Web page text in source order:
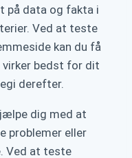
på data og fakta i
Ved at teste
kan du få
virker bedst for dit
derefter.
dig med at
problemer eller
Ved at teste